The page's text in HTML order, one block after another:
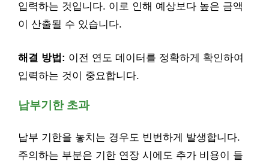
입력하는 것입니다. 이로 인해 예상보다 높은 금액
이 산출될 수 있습니다.
해결 방법: 이전 연도 데이터를 정확하게 확인하여
입력하는 것이 중요합니다.
납부기한 초과
납부 기한을 놓치는 경우도 빈번하게 발생합니다.
주의하는 부분은 기한 연장 시에도 추가 비용이 들